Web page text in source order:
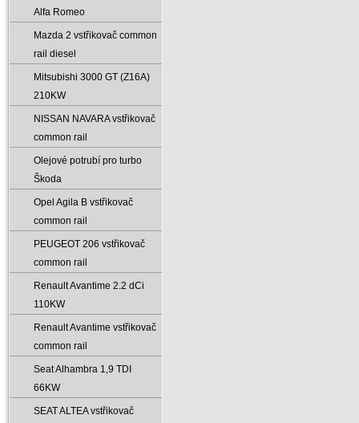
Alfa Romeo
Mazda 2 vstřikovač common
rail diesel
Mitsubishi 3000 GT (Z16A)
210KW
NISSAN NAVARA vstřikovač
common rail
Olejové potrubí pro turbo
Škoda
Opel Agila B vstřikovač
common rail
PEUGEOT 206 vstřikovač
common rail
Renault Avantime 2.2 dCi
110KW
Renault Avantime vstřikovač
common rail
Seat Alhambra 1‚9 TDI
66KW
SEAT ALTEA vstřikovač